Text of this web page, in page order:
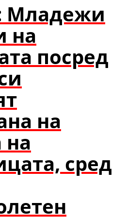
Младежи
на
посред
на
на
сред